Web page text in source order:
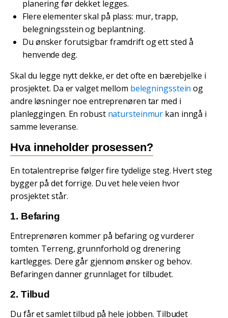
planering før dekket legges.
Flere elementer skal på plass: mur, trapp,
belegningsstein og beplantning.
Du ønsker forutsigbar framdrift og ett sted å
henvende deg.
Skal du legge nytt dekke, er det ofte en bærebjelke i
prosjektet. Da er valget mellom belegningsstein og
andre løsninger noe entreprenøren tar med i
planleggingen. En robust natursteinmur kan inngå i
samme leveranse.
Hva inneholder prosessen?
En totalentreprise følger fire tydelige steg. Hvert steg
bygger på det forrige. Du vet hele veien hvor
prosjektet står.
1. Befaring
Entreprenøren kommer på befaring og vurderer
tomten. Terreng, grunnforhold og drenering
kartlegges. Dere går gjennom ønsker og behov.
Befaringen danner grunnlaget for tilbudet.
2. Tilbud
Du får et samlet tilbud på hele jobben. Tilbudet